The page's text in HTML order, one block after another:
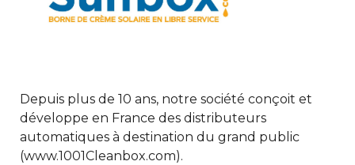
Depuis plus de 10 ans, notre société conçoit et
développe en France des distributeurs
automatiques à destination du grand public
(www.1001Cleanbox.com).